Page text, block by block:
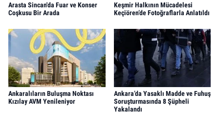
Arasta Sincan'da Fuar ve Konser
Coşkusu Bir Arada
Keşmir Halkının Mücadelesi
Keçiören’de Fotoğraflarla Anlatıldı
Ankaralıların Buluşma Noktası
Kızılay AVM Yenileniyor
Ankara’da Yasaklı Madde ve Fuhuş
Soruşturmasında 8 Şüpheli
Yakalandı